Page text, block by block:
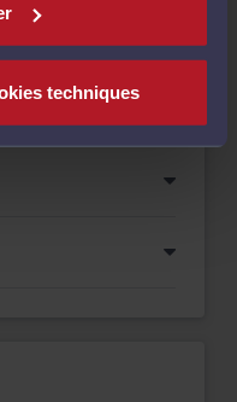
techniques